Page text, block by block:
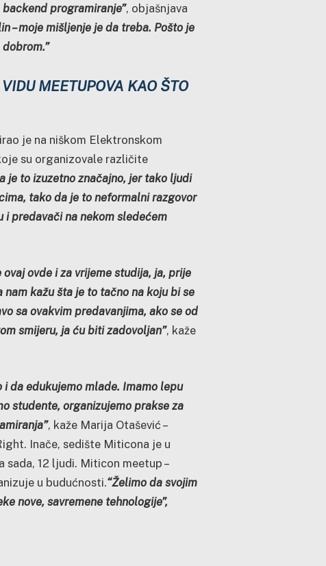
programiranje”, objašnjava
– moje mišljenje je da treba. Pošto je
MEETUPOVA KAO ŠTO
je na niškom Elektronskom
su organizovale različite
je to izuzetno značajno, jer tako ljudi
tako da je to neformalni razgovor
i predavači na nekom sledećem
ovde i za vrijeme studija, ja, prije
kažu šta je to tačno na koju bi se
sa ovakvim predavanjima, ako se od
smijeru, ja ću biti zadovoljan”, kaže
da edukujemo mlade. Imamo lepu
studente, organizujemo prakse za
, kaže Marija Otašević –
Inače, sedište Miticona je u
sada, 12 ljudi. Miticon meetup –
u budućnosti.“Želimo da svojim
nove, savremene tehnologije”,